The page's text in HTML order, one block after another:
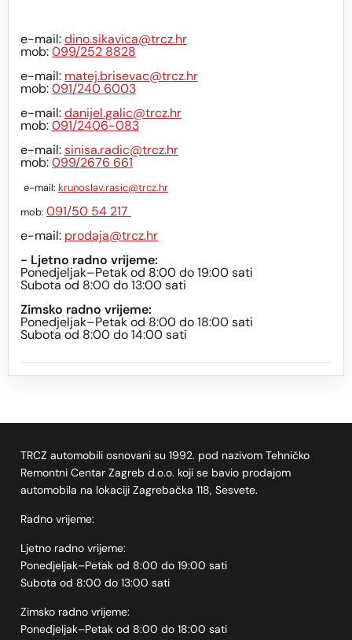
e-mail:dino.sikavica@trcz.hr
mob:099/252 8828
e-mail: matej.brisevac@trcz.hr
mob:091/240 6003
e-mail:danijel.galic@trcz.hr
mob:091/2406-083
e-mail:sinisa.radic@trcz.hr
mob:099/2676 661
e-mail: krunoslav.rasic@trcz.hr
mob: 091/50 54 217
e-mail: prodaja@trcz.hr
- Ljetno radno vrijeme:
Ponedjeljak–Petak od 8:00 do 19:00 sati
Subota od 8:00 do 13:00 sati
Zimsko radno vrijeme:
Ponedjeljak–Petak od 8:00 do 18:00 sati
Subota od 8:00 do 14:00 sati
TRCZ automobili osnovani su 1992. pod nazivom Tehničko
Remontni Centar Zagreb d.o.o. koji se bavio prodajom
automobila na lokaciji Zagrebačka 118, Sesvete.
Radno vrijeme:
Ljetno radno vrijeme:
Ponedjeljak–Petak od 8:00 do 19:00 sati
Subota od 8:00 do 13:00 sati
Zimsko radno vrijeme:
Ponedjeljak–Petak od 8:00 do 18:00 sati